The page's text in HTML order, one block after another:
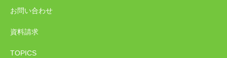
お問い合わせ
資料請求
TOPICS